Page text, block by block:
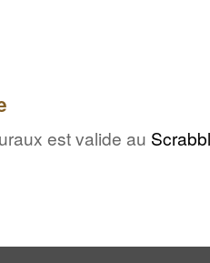
est valide au